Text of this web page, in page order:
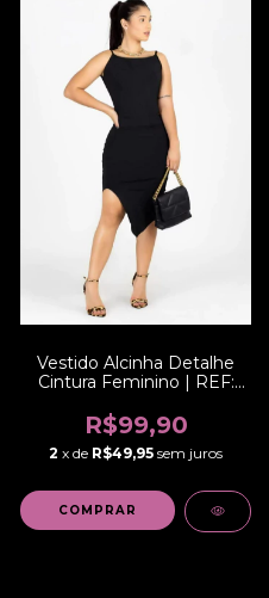
Vestido Alcinha Detalhe
Cintura Feminino | REF:
R$99,90
2 x de R$49,95 sem juros
COMPRAR